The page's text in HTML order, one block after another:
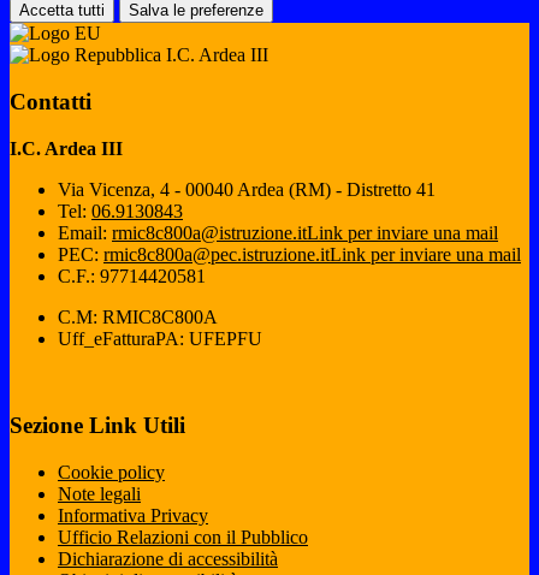
Accetta tutti Salva le preferenze
I.C. Ardea III
Contatti
I.C. Ardea III
Via Vicenza, 4 - 00040 Ardea (RM) - Distretto 41
Tel: 06.9130843
Email: rmic8c800a@istruzione.itLink per inviare una mail
PEC: rmic8c800a@pec.istruzione.itLink per inviare una mail
C.F.: 97714420581
C.M: RMIC8C800A
Uff_eFatturaPA: UFEPFU
Sezione Link Utili
Cookie policy
Note legali
Informativa Privacy
Ufficio Relazioni con il Pubblico
Dichiarazione di accessibilità